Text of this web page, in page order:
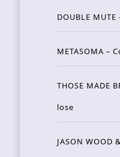
DOUBLE
METASOMA –
THOSE MADE
lose
JASON WOOD